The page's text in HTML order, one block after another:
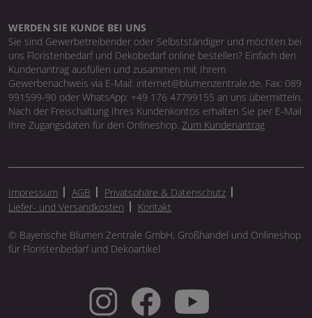
WERDEN SIE KUNDE BEI UNS
Sie sind Gewerbetreibender oder Selbstständiger und möchten bei
uns Floristenbedarf und Dekobedarf online bestellen? Einfach den
Kundenantrag ausfüllen und zusammen mit Ihrem
Gewerbenachweis via E-Mail: internet@blumenzentrale.de, Fax: 089
991599-90 oder WhatsApp: +49 176 47799155 an uns übermitteln.
Nach der Freischaltung Ihres Kundenkontos erhalten Sie per E-Mail
Ihre Zugangsdaten für den Onlineshop. Zum Kundenantrag
Impressum AGB
Privatsphäre & Datenschutz
Liefer- und Versandkosten
Kontakt
© Bayerische Blumen Zentrale GmbH, Großhandel und Onlineshop
für Floristenbedarf und Dekoartikel